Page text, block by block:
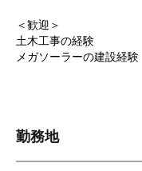
＜歓迎＞
土木工事の経験
メガソーラーの建設経験
勤務地